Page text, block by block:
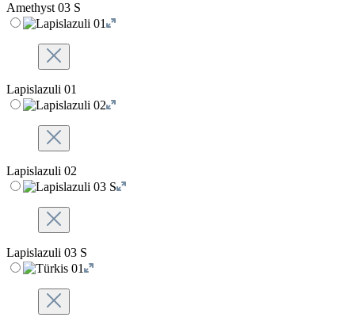
Amethyst 03 S
Lapislazuli 01
Lapislazuli 02
Lapislazuli 03 S